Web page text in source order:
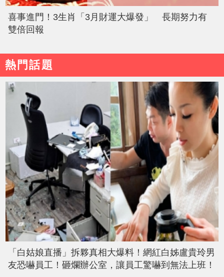
喜事進門！3生肖「3月財運大爆發」 長期努力有
雙倍回報
熱門話題
「白姑娘直播」拆夥真相大爆料！網紅白姊盧貴玲男
友恐嚇員工！砸爛辦公室，讓員工驚嚇到無法上班！